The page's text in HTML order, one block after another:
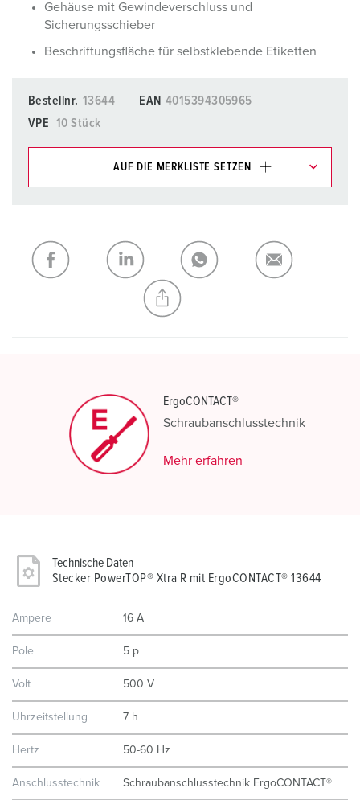
Gehäuse mit Gewindeverschluss und
Sicherungsschieber
Beschriftungsfläche für selbstklebende Etiketten
Bestellnr. 13644 EAN 4015394305965
VPE
10 Stück
AUF DIE MERKLISTE SETZEN
Meine Liste (0) HINZUFÜGEN
NEUE LISTE ERSTELLEN
ErgoCONTACT®
Schraubanschlusstechnik
Mehr erfahren
Technische Daten
Stecker PowerTOP® Xtra R mit ErgoCONTACT® 13644
Ampere 16 A
Pole 5 p
Volt 500 V
Uhrzeitstellung 7 h
Hertz 50-60 Hz
Anschlusstechnik Schraubanschlusstechnik ErgoCONTACT®